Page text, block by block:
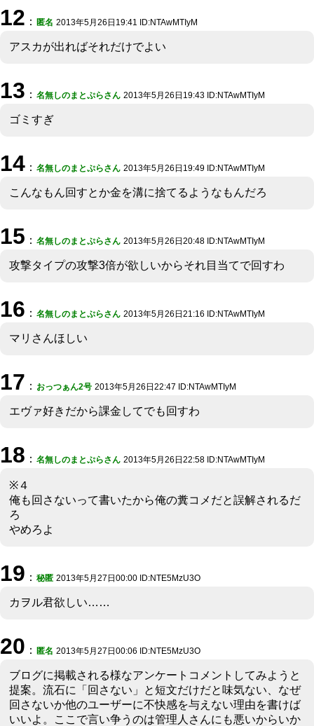
12 ： 匿名 2013年5月26日19:41 ID:NTAwMTIyM
アスカが出ればそれだけでよい
13 ： 名無しのまとぷらさん 2013年5月26日19:43 ID:NTAwMTIyM
ゴミすぎ
14 ： 名無しのまとぷらさん 2013年5月26日19:49 ID:NTAwMTIyM
こんなもん回すとか金を溝に捨てるようなもんだろ
15 ： 名無しのまとぷらさん 2013年5月26日20:48 ID:NTAwMTIyM
攻撃タイプの攻撃3倍が欲しいからそれ目当てで回すわ
16 ： 名無しのまとぷらさん 2013年5月26日21:16 ID:NTAwMTIyM
マリさんほしい
17 ： おっつぁん2号 2013年5月26日22:47 ID:NTAwMTIyM
エヴァ好きだから課金してでも回すわ
18 ： 名無しのまとぷらさん 2013年5月26日22:58 ID:NTAwMTIyM
※４
俺も回さないって書いたから俺の糞コメだと誤解されるだ
ろ
やめろよ
19 ： 秘匿 2013年5月27日00:00 ID:NTE5MzU3O
カヲル君欲しい……
20 ： 匿名 2013年5月27日00:06 ID:NTE5MzU3O
ブログに掲載される様なアンケートコメントしてみようと
提案。流石に「回さない」と短文だけだと味気ない、なぜ
回さないか他のユーザーに不快感を与えない理由を書けば
いいよ。ここで言い争うのは管理人さんにも悪いからいか